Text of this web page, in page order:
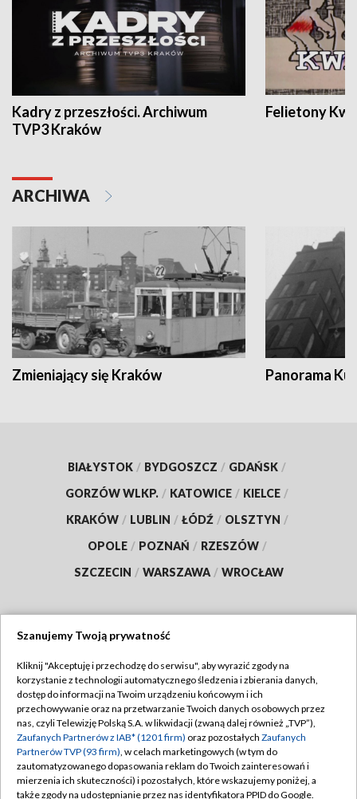
Kadry z przeszłości. Archiwum
TVP3 Kraków
Felietony
ARCHIWA
Zmieniający się Kraków Panorama
BIAŁYSTOK / BYDGOSZCZ / GDAŃSK /
GORZÓW WLKP. / KATOWICE / KIELCE /
KRAKÓW / LUBLIN / ŁÓDŹ / OLSZTYN /
OPOLE / POZNAŃ / RZESZÓW /
SZCZECIN / WARSZAWA / WROCŁAW
TVP
Abonament TVP
Emisja w TVP
Centrum informacji TVP
Naziemna Telewizja Cyfrowa
Regulamin TVP
Polityka prywatności
Moje zgody
Pomoc
Szanujemy Twoją prywatność
Kliknij "Akceptuję i przechodzę do serwisu", aby wyrazić zgody na
korzystanie z technologii automatycznego śledzenia i zbierania danych,
dostęp do informacji na Twoim urządzeniu końcowym i ich
przechowywanie oraz na przetwarzanie Twoich danych osobowych przez
nas, czyli Telewizję Polską S.A. w likwidacji (zwaną dalej również „TVP”),
Zaufanych Partnerów z IAB* (1201 firm) oraz pozostałych Zaufanych
Partnerów TVP (93 firm), w celach marketingowych (w tym do
zautomatyzowanego dopasowania reklam do Twoich zainteresowań i
mierzenia ich skuteczności) i pozostałych, które wskazujemy poniżej, a
także zgody na udostępnianie przez nas identyfikatora PPID do Google.